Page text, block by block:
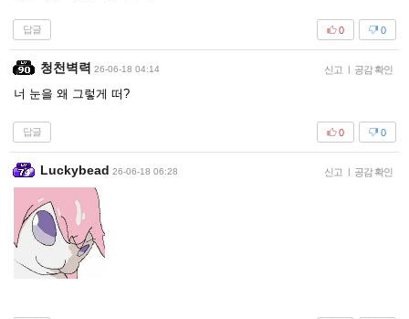
답글 0
0
청천벽력 26-06-18 04:14 신고 | 공감 확인
너 눈을 왜 그렇게 떠?
답글 0
0
Luckybead 26-06-18 06:28 신고 | 공감 확인